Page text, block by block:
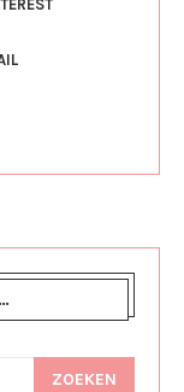
ZOEKEN